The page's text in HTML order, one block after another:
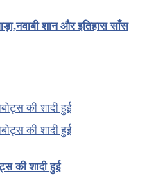
शान और इतिहास साँस
की शादी हुई